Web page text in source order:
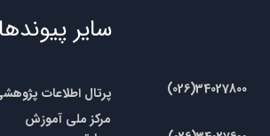
​​(026)34027800
سایر پیوندها
پرتال اطلاعات
مرکز ملی آموزش